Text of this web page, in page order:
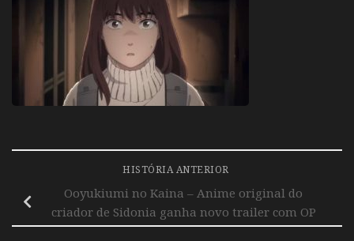
HISTÓRIA ANTERIOR
Ooyukiumi no Kaina – Anime original do
criador de Sidonia ganha novo trailer com OP